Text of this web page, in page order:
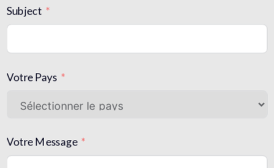
Subject
Votre Pays
Votre Message